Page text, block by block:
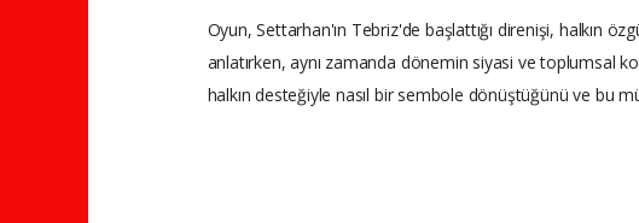
Oyun, Settarhan'ın Tebriz'de başlattığı direnişi, halkın
anlatırken, aynı zamanda dönemin siyasi ve toplumsal
halkın desteğiyle nasıl bir sembole dönüştüğünü ve bu